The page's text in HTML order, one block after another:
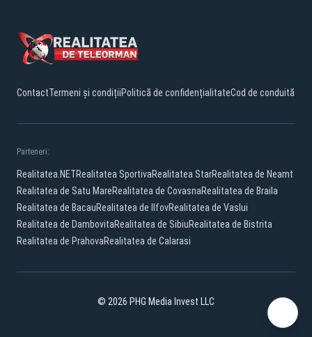
ContactTermeni și condițiiPolitică de confidențialitateCod de conduită
Parteneri:
Realitatea.NETRealitatea SportivaRealitatea StarRealitatea de Neamt
Realitatea de Satu MareRealitatea de CovasnaRealitatea de Braila
Realitatea de BacauRealitatea de IlfovRealitatea de Vaslui
Realitatea de DambovitaRealitatea de SibiuRealitatea de Bistrita
Realitatea de PrahovaRealitatea de Calarasi
© 2026 PHG Media Invest LLC